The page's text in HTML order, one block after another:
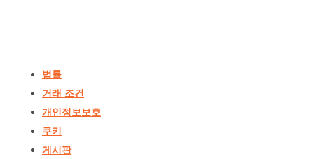
법률
거래 조건
개인정보보호
쿠키
게시판